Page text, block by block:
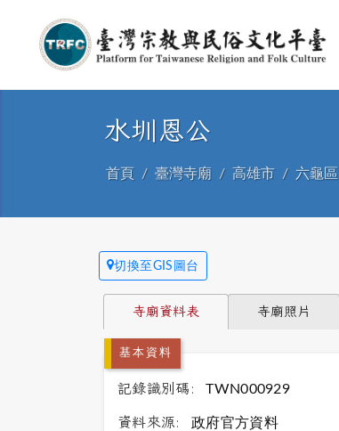
水圳恩公
首頁 臺灣寺廟 高雄市 六龜區
切換至GIS圖台
寺廟資料表 寺廟照片
基本資料
記錄識別碼: TWN000929
資料來源: 政府官方資料